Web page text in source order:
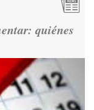
y la
Ver en X
la ex ESMA
quiénes